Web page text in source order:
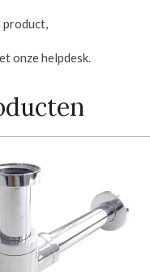
product,
onze helpdesk.